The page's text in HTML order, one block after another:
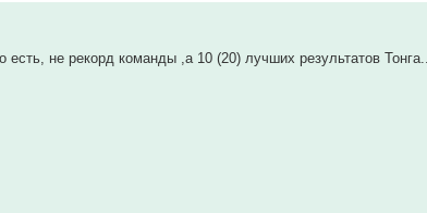
не рекорд команды ,а 10 (20) лучших результатов Тонга...